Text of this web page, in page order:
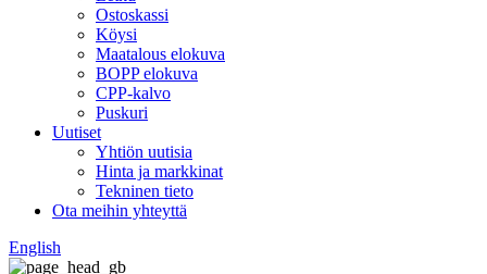
Ostoskassi
Köysi
Maatalous elokuva
BOPP elokuva
CPP-kalvo
Puskuri
Uutiset
Yhtiön uutisia
Hinta ja markkinat
Tekninen tieto
Ota meihin yhteyttä
English